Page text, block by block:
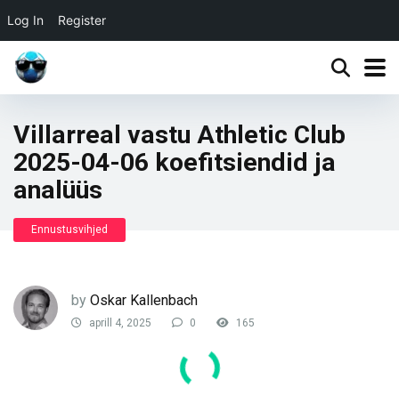
Log In Register
Villarreal vastu Athletic Club
2025-04-06 koefitsiendid ja
analüüs
Ennustusvihjed
by Oskar Kallenbach
aprill 4, 2025 0 165